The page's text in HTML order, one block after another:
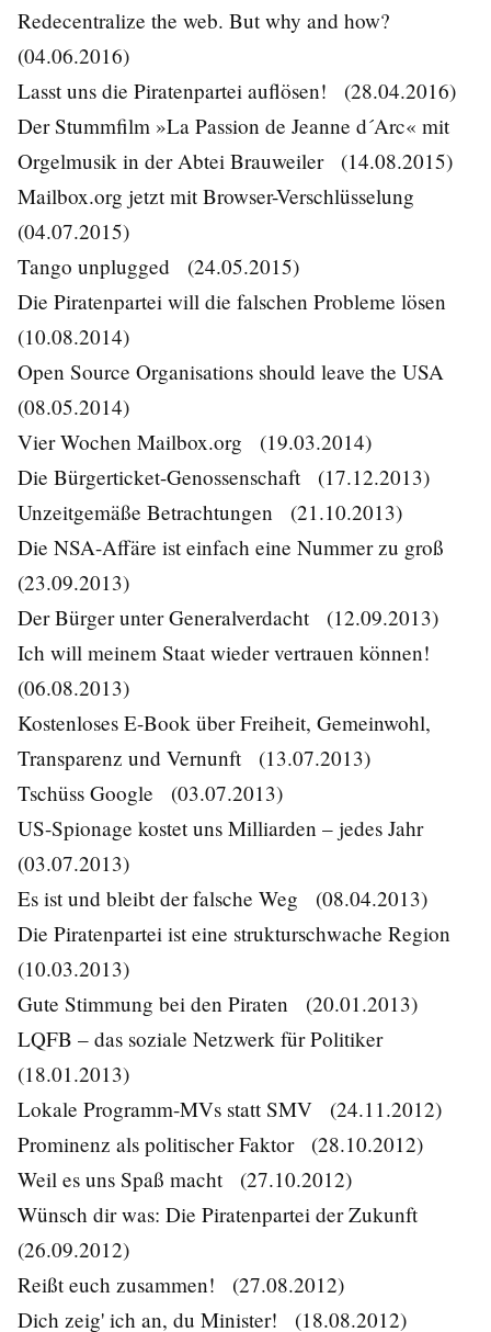
Redecentralize the web. But why and how?
(04.06.2016)
Lasst uns die Piratenpartei auflösen!
(28.04.2016)
Der Stummfilm »La Passion de Jeanne d´Arc« mit
Orgelmusik in der Abtei Brauweiler
(14.08.2015)
Mailbox.org jetzt mit Browser-Verschlüsselung
(04.07.2015)
Tango unplugged
(24.05.2015)
Die Piratenpartei will die falschen Probleme lösen
(10.08.2014)
Open Source Organisations should leave the USA
(08.05.2014)
Vier Wochen Mailbox.org
(19.03.2014)
Die Bürgerticket-Genossenschaft
(17.12.2013)
Unzeitgemäße Betrachtungen
(21.10.2013)
Die NSA-Affäre ist einfach eine Nummer zu groß
(23.09.2013)
Der Bürger unter Generalverdacht
(12.09.2013)
Ich will meinem Staat wieder vertrauen können!
(06.08.2013)
Kostenloses E-Book über Freiheit, Gemeinwohl,
Transparenz und Vernunft
(13.07.2013)
Tschüss Google
(03.07.2013)
US-Spionage kostet uns Milliarden – jedes Jahr
(03.07.2013)
Es ist und bleibt der falsche Weg
(08.04.2013)
Die Piratenpartei ist eine strukturschwache Region
(10.03.2013)
Gute Stimmung bei den Piraten
(20.01.2013)
LQFB – das soziale Netzwerk für Politiker
(18.01.2013)
Lokale Programm-MVs statt SMV
(24.11.2012)
Prominenz als politischer Faktor
(28.10.2012)
Weil es uns Spaß macht
(27.10.2012)
Wünsch dir was: Die Piratenpartei der Zukunft
(26.09.2012)
Reißt euch zusammen!
(27.08.2012)
Dich zeig' ich an, du Minister!
(18.08.2012)